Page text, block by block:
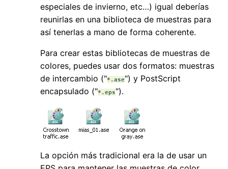
especiales de invierno, etc…) igual deberías
reunirlas en una biblioteca de muestras para
así tenerlas a mano de forma coherente.
Para crear estas bibliotecas de muestras de
colores, puedes usar dos formatos: muestras
de intercambio ("*.ase") y PostScript
encapsulado ("*.eps").
La opción más tradicional era la de usar un